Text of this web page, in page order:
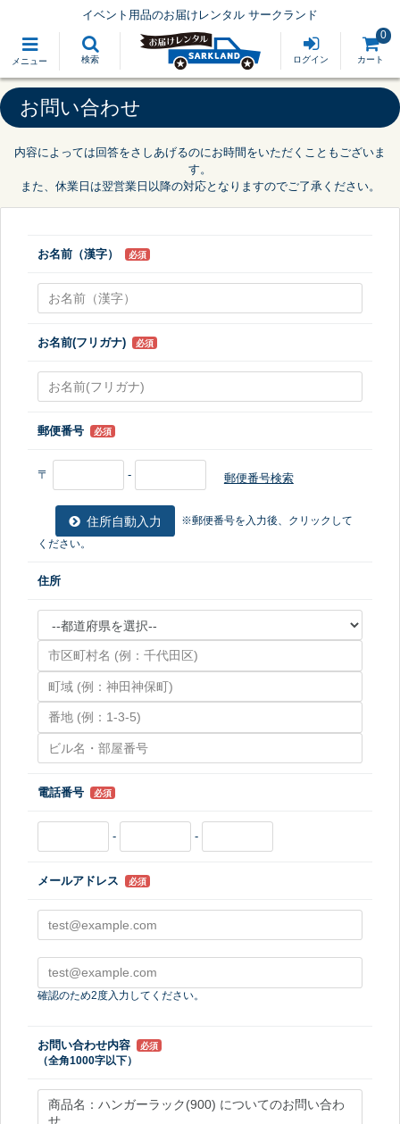
メニュー 検索
イベント用品のお届けレンタル サークランド
ログイン カート
0
お問い合わせ
内容によっては回答をさしあげるのにお時間をいただくこともございま
す。
また、休業日は翌営業日以降の対応となりますのでご了承ください。
お名前（漢字） 必須
お名前(フリガナ) 必須
郵便番号 必須
〒 - 郵便番号検索
住所自動入力 ※郵便番号を入力後、クリックして
ください。
住所
電話番号 必須
- -
メールアドレス 必須
確認のため2度入力してください。
お問い合わせ内容 必須
（全角1000字以下）